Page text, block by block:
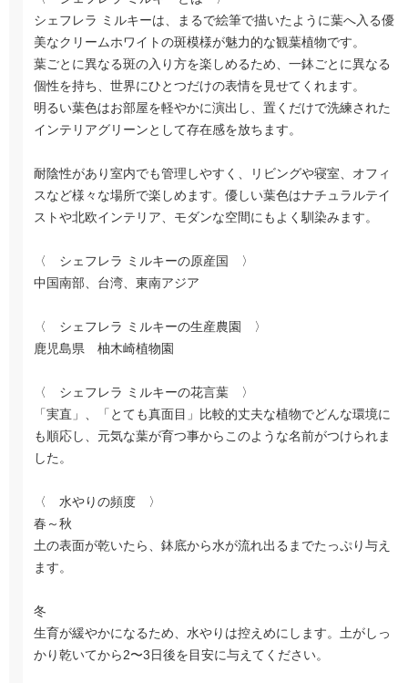
シェフレラ ミルキーは、まるで絵筆で描いたように葉へ入る優
美なクリームホワイトの斑模様が魅力的な観葉植物です。
葉ごとに異なる斑の入り方を楽しめるため、一鉢ごとに異なる
個性を持ち、世界にひとつだけの表情を見せてくれます。
明るい葉色はお部屋を軽やかに演出し、置くだけで洗練された
インテリアグリーンとして存在感を放ちます。
耐陰性があり室内でも管理しやすく、リビングや寝室、オフィ
スなど様々な場所で楽しめます。優しい葉色はナチュラルテイ
ストや北欧インテリア、モダンな空間にもよく馴染みます。
〈 シェフレラ ミルキーの原産国 〉
中国南部、台湾、東南アジア
〈 シェフレラ ミルキーの生産農園 〉
鹿児島県 柚木崎植物園
〈 シェフレラ ミルキーの花言葉 〉
「実直」、「とても真面目」比較的丈夫な植物でどんな環境に
も順応し、元気な葉が育つ事からこのような名前がつけられま
した。
〈 水やりの頻度 〉
春～秋
土の表面が乾いたら、鉢底から水が流れ出るまでたっぷり与え
ます。
冬
生育が緩やかになるため、水やりは控えめにします。土がしっ
かり乾いてから2〜3日後を目安に与えてください。